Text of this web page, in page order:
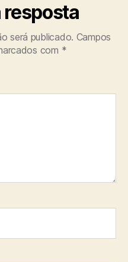
resposta
será publicado. Campos
com *